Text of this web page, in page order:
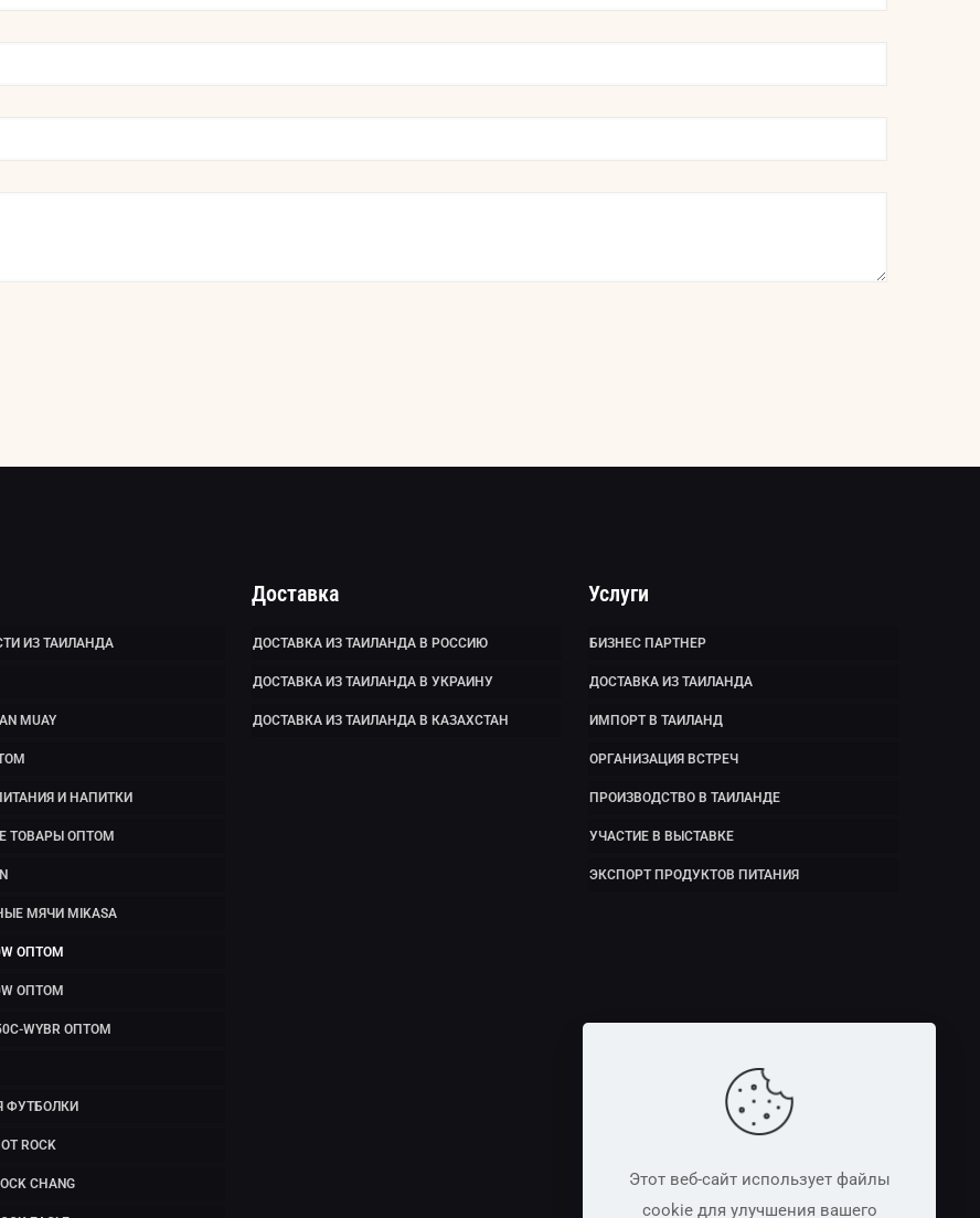
ИЗ ТАИЛАНДА
MUAY
И НАПИТКИ
ТОВАРЫ ОПТОМ
МЯЧИ MIKASA
ОПТОМ
ОПТОМ
WYBR ОПТОМ
ФУТБОЛКИ
ROCK
CHANG
Доставка
ДОСТАВКА ИЗ ТАИЛАНДА В РОССИЮ
ДОСТАВКА ИЗ ТАИЛАНДА В УКРАИНУ
ДОСТАВКА ИЗ ТАИЛАНДА В КАЗАХСТАН
Услуги
БИЗНЕС ПАРТНЕР
ДОСТАВКА ИЗ ТАИЛАНДА
ИМПОРТ В ТАИЛАНД
ОРГАНИЗАЦИЯ ВСТРЕЧ
ПРОИЗВОДСТВО В ТАИЛАНДЕ
УЧАСТИЕ В ВЫСТАВКЕ
ЭКСПОРТ ПРОДУКТОВ ПИТАНИЯ
Этот веб-сайт использует файлы
cookie для улучшения вашего